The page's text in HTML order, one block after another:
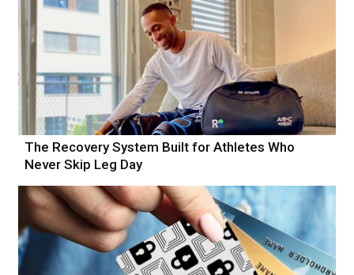
The Recovery System Built for Athletes Who
Never Skip Leg Day